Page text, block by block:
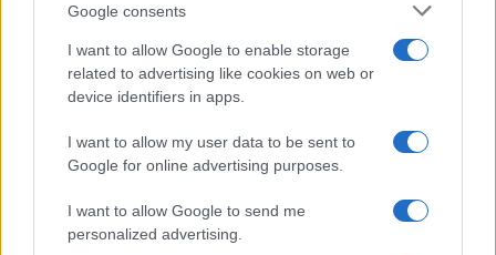
Google consents
I want to allow Google to enable storage
related to advertising like cookies on web or
device identifiers in apps.
I want to allow my user data to be sent to
Google for online advertising purposes.
I want to allow Google to send me
personalized advertising.
Syndication
Globalist
Culture
Salute